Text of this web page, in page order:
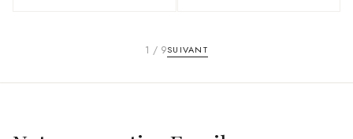
1 / 9SUIVANT